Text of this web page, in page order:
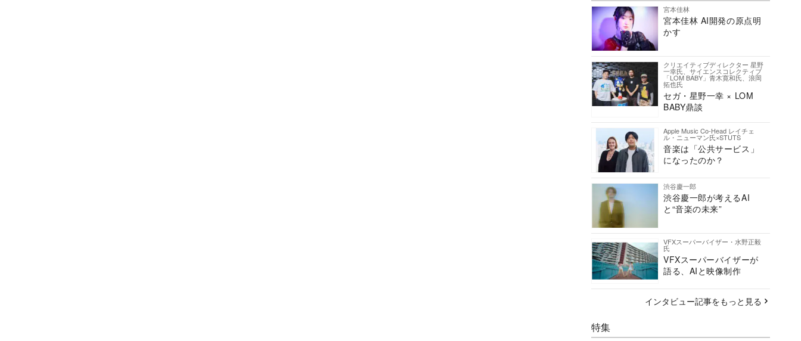
宮本佳林
宮本佳林 AI開発の原点明
かす
クリエイティブディレクター 星野
一幸氏、サイエンスコレクティブ
「LOM BABY」青木寛和氏、浪岡
拓也氏
セガ・星野一幸 × LOM
BABY鼎談
Apple Music Co-Head レイチェ
ル・ニューマン氏×STUTS
音楽は「公共サービス」
になったのか？
渋谷慶一郎
渋谷慶一郎が考えるAI
と“音楽の未来”
VFXスーパーバイザー・水野正毅
氏
VFXスーパーバイザーが
語る、AIと映像制作
インタビュー記事をもっと見る
特集